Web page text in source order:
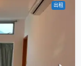
出租